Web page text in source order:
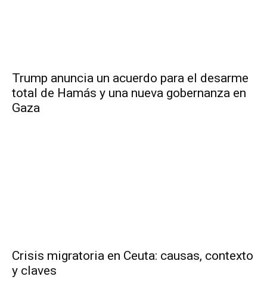
Trump anuncia un acuerdo para el desarme
total de Hamás y una nueva gobernanza en
Gaza
Crisis migratoria en Ceuta: causas, contexto
y claves